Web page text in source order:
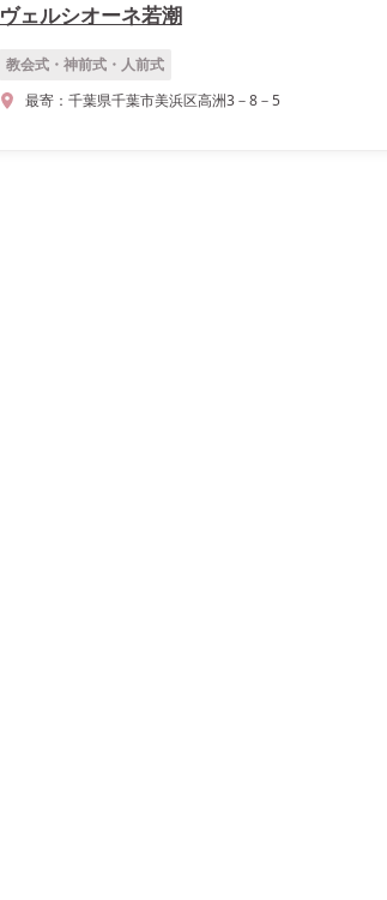
ヴェルシオーネ若潮
教会式・神前式・人前式
最寄： 千葉県千葉市美浜区高洲3－8－5